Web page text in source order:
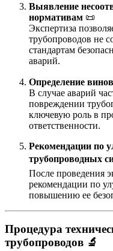
Выявление
нормативам 📜
Экспертиза
трубопроводов не
стандартам
аварий.
Определение
В случае аварий
повреждении
ключевую роль в
ответственности.
Рекомендации по
трубопроводных
После проведения
рекомендации по
повышению ее
Процедура
трубопроводов 🔬